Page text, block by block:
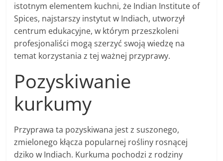
istotnym elementem kuchni, że Indian Institute of
Spices, najstarszy instytut w Indiach, utworzył
centrum edukacyjne, w którym przeszkoleni
profesjonaliści mogą szerzyć swoją wiedzę na
temat korzystania z tej ważnej przyprawy.
Pozyskiwanie
kurkumy
Przyprawa ta pozyskiwana jest z suszonego,
zmielonego kłącza popularnej rośliny rosnącej
dziko w Indiach. Kurkuma pochodzi z rodziny